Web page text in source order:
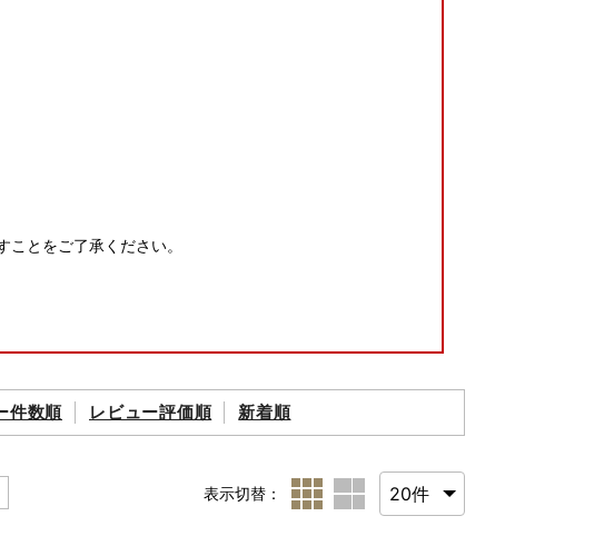
とをご了承ください。
件数順 レビュー評価順 新着順
表示切替：